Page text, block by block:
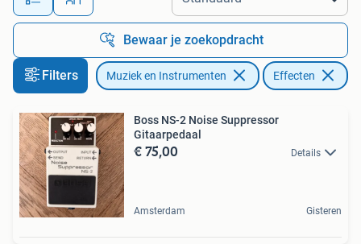
Bewaar je zoekopdracht
Filters Muziek en Instrumenten Effecten
Boss NS-2 Noise Suppressor
Gitaarpedaal
€ 75,00 Details
Amsterdam Gisteren